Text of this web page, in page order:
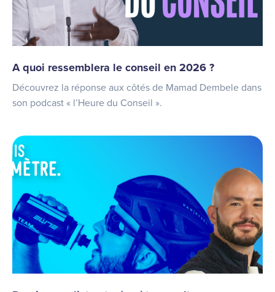
A quoi ressemblera le conseil en 2026 ?
Découvrez la réponse aux côtés de Mamad Dembele dans
son podcast « l’Heure du Conseil ».